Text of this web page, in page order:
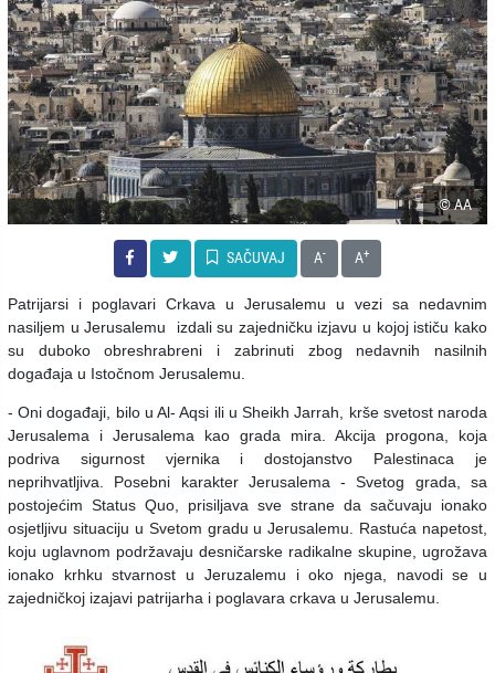
© AA
SAČUVAJ A- A+
Patrijarsi i poglavari Crkava u Jerusalemu u vezi sa nedavnim
nasiljem u Jerusalemu izdali su zajedničku izjavu u kojoj ističu kako
su duboko obreshrabreni i zabrinuti zbog nedavnih nasilnih
događaja u Istočnom Jerusalemu.
- Oni događaji, bilo u Al- Aqsi ili u Sheikh Jarrah, krše svetost naroda
Jerusalema i Jerusalema kao grada mira. Akcija progona, koja
podriva sigurnost vjernika i dostojanstvo Palestinaca je
neprihvatljiva. Posebni karakter Jerusalema - Svetog grada, sa
postojećim Status Quo, prisiljava sve strane da sačuvaju ionako
osjetljivu situaciju u Svetom gradu u Jerusalemu. Rastuća napetost,
koju uglavnom podržavaju desničarske radikalne skupine, ugrožava
ionako krhku stvarnost u Jeruzalemu i oko njega, navodi se u
zajedničkoj izajavi patrijarha i poglavara crkava u Jerusalemu.